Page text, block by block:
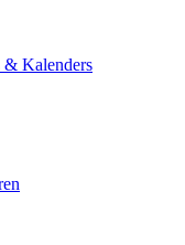
& Kalenders